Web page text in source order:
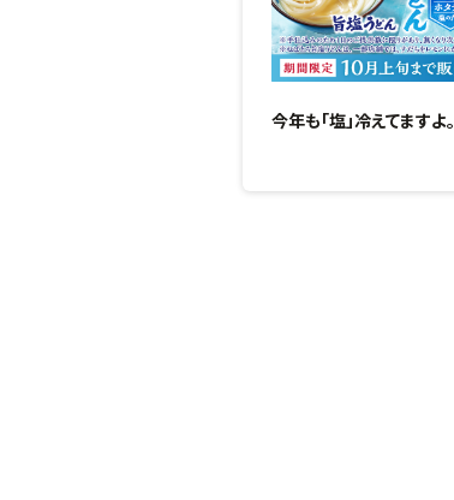
今年も「塩」冷えてますよ。